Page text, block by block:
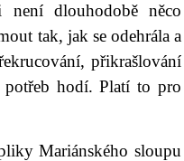
dlouhodobě něco
tak, jak se odehrála a
přikrašlování
hodí. Platí to pro
Mariánského sloupu